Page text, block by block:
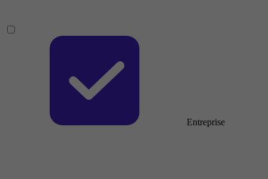
Entreprise